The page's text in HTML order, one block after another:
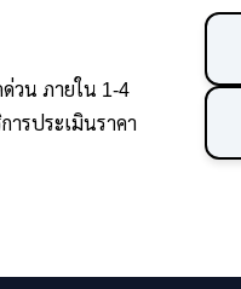
ด่วน ภายใน 1-4
รประเมินราคา